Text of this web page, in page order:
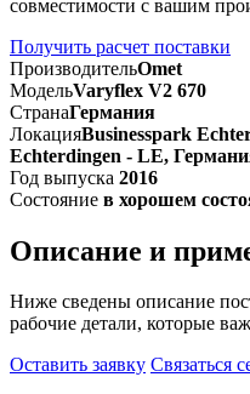
совместимости с вашим
Получить расчет поставки
ПроизводительOmet
МодельVaryflex V2 670
СтранаГермания
ЛокацияBusinesspark
Echterdingen - LE,
Год выпуска 2016
Состояние в хорошем
Описание и
Ниже сведены описание
рабочие детали, которые
Оставить заявку Связаться